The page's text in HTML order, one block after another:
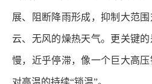
展、阻断降雨形成，抑制大范
云、无风的燥热天气。更关键
慢，近乎停滞，像一个巨大高
对高温的持续“锁温”。